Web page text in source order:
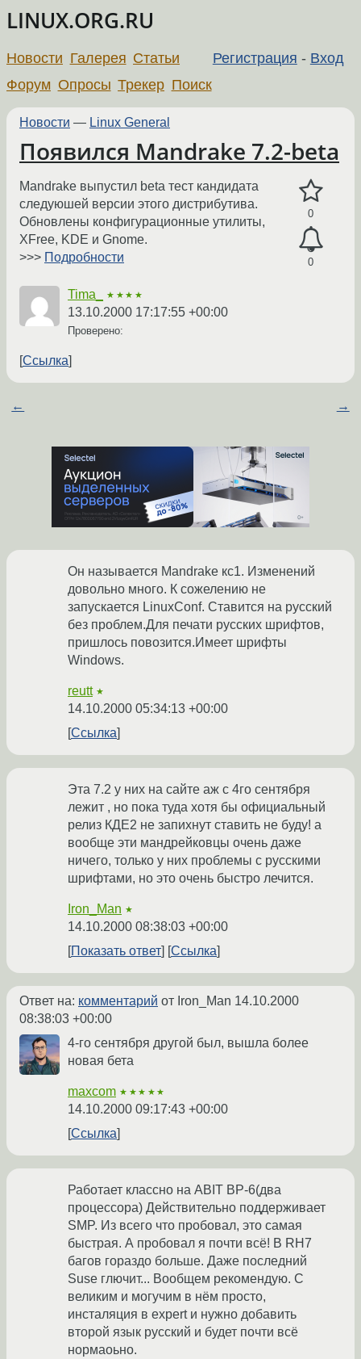
LINUX.ORG.RU
Регистрация - Вход
Новости Галерея Статьи
Форум Опросы Трекер Поиск
Новости — Linux General
Появился Mandrake 7.2-beta
0
0
Mandrake выпустил beta тест кандидата
следуюшей версии этого дистрибутива.
Обновлены конфигурационные утилиты,
XFree, KDE и Gnome.
>>> Подробности
Tima_ ★★★★
13.10.2000 17:17:55 +00:00
Проверено:
Ссылка
← →
Он называется Mandrake кс1. Изменений
довольно много. К сожелению не
запускается LinuxConf. Ставится на русский
без проблем.Для печати русских шрифтов,
пришлось повозится.Имеет шрифты
Windows.
reutt ★
14.10.2000 05:34:13 +00:00
Ссылка
Эта 7.2 у них на сайте aж c 4го сентября
лежит , но пока туда хотя бы официальный
релиз КДЕ2 не запихнут ставить не буду! а
вообще эти мандрейковцы очень даже
ничего, только у них проблемы с русскими
шрифтами, но это очень быстро лечится.
Iron_Man ★
14.10.2000 08:38:03 +00:00
Показать ответ
Ссылка
Ответ на: комментарий от Iron_Man 14.10.2000
08:38:03 +00:00
4-го сентября другой был, вышла более
новая бета
maxcom ★★★★★
14.10.2000 09:17:43 +00:00
Ссылка
Работает классно на ABIT BP-6(два
процессора) Действительно поддерживает
SMP. Из всего что пробовал, это самая
быстрая. А пробовал я почти всё! В RH7
багов гораздо больше. Даже последний
Suse глючит... Вообщем рекомендую. С
великим и могучим в нём просто,
инсталяция в expert и нужно добавить
второй язык русский и будет почти всё
нормаоьно.